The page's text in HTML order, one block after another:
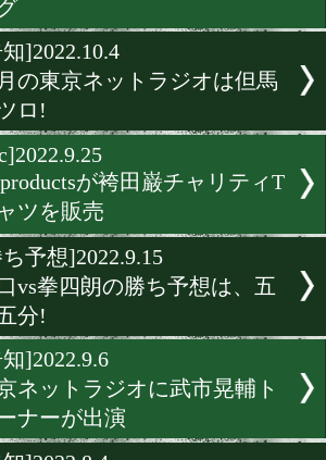
修一郎!
[告知]2022.11.4
東京ネットラジオ! 坂晃典
出演!
[米国レポ]2022.10.5
田中恒成とロマゴンがスパ
ング
[告知]2022.10.4
今月の東京ネットラジオは
ミツロ!
[rsc]2022.9.25